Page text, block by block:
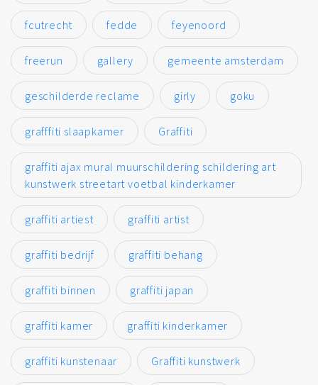
fcutrecht fedde feyenoord
freerun gallery gemeente amsterdam
geschilderde reclame girly goku
grafffiti slaapkamer Graffiti
graffiti ajax mural muurschildering schildering art
kunstwerk streetart voetbal kinderkamer
graffiti artiest graffiti artist
graffiti bedrijf graffiti behang
graffiti binnen graffiti japan
graffiti kamer graffiti kinderkamer
graffiti kunstenaar Graffiti kunstwerk